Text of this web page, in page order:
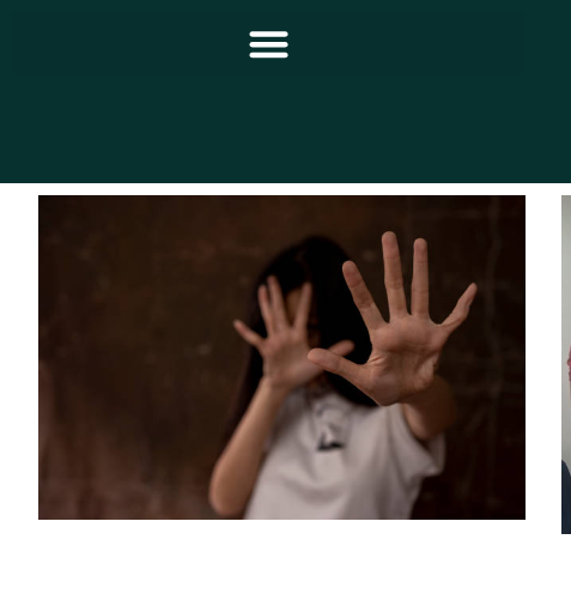
Notícias
Programação
Equipe
Contato
Sobre